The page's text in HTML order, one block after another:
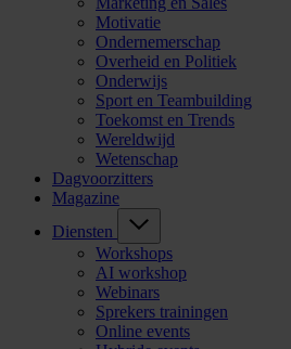
Motivatie
Ondernemerschap
Overheid en Politiek
Onderwijs
Sport en Teambuilding
Toekomst en Trends
Wereldwijd
Wetenschap
Dagvoorzitters
Magazine
Diensten
Workshops
AI workshop
Webinars
Sprekers trainingen
Online events